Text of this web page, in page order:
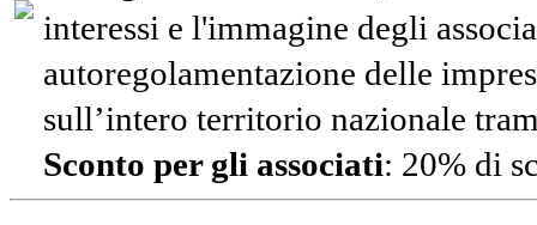
interessi e l'immagine degli
autoregolamentazione delle
sull’intero territorio nazionale
Sconto per gli associati: 20% di